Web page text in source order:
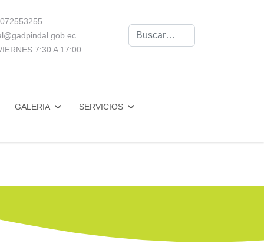
072553255
7:30 A 17:00
Buscar
GALERIA SERVICIOS